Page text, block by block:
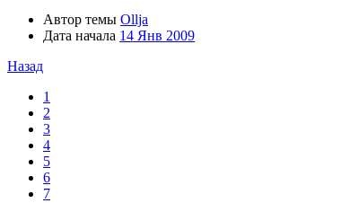
Автор темы Ollja
Дата начала 14 Янв 2009
Назад
1
2
3
4
5
6
7